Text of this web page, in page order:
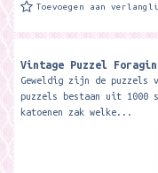
Toevoegen aan
Vintage Puzzel
Geweldig zijn de puzzels
puzzels bestaan uit
katoenen zak welke...